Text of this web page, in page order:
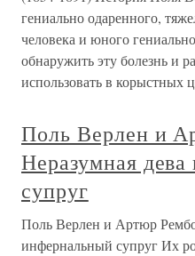
гениально одаренного,
человека и юного
обнаружить эту болезнь и
использовать в корыстных
Поль Верлен и
Неразумная
супруг
Поль Верлен и Артюр
инфернальный супруг Их